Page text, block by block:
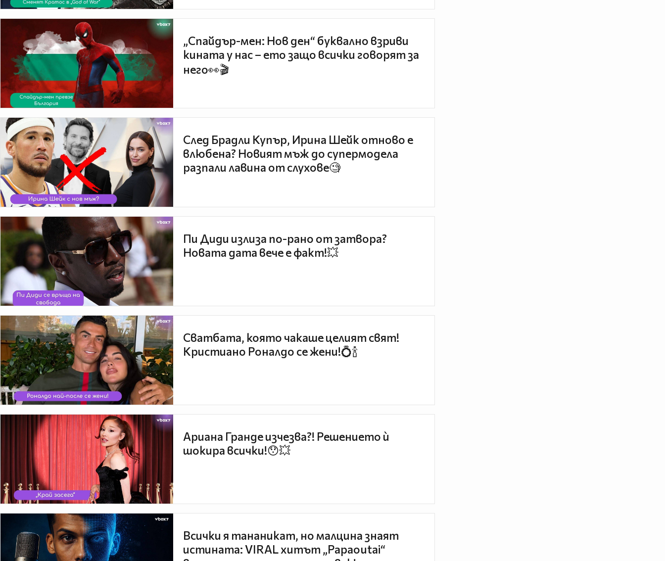
„Спайдър-мен: Нов ден“ буквално взриви
кината у нас – ето защо всички говорят за
него👀🎬
След Брадли Купър, Ирина Шейк отново е
влюбена? Новият мъж до супермодела
разпали лавина от слухове🧐
Пи Диди излиза по-рано от затвора?
Новата дата вече е факт!💥
Сватбата, която чакаше целият свят!
Кристиано Роналдо се жени!💍🍾
Ариана Гранде изчезва?! Решението ѝ
шокира всички!😯💥
Всички я тананикат, но малцина знаят
истината: VIRAL хитът „Papaoutai“